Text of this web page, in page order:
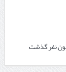
نفر گذشت